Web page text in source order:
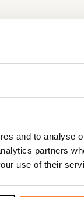
and to analyse
partners
use of their
100% Laine
100% nylon